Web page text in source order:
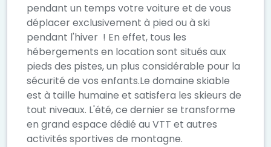
pendant un temps votre voiture et de vous
déplacer exclusivement à pied ou à ski
pendant l'hiver ! En effet, tous les
hébergements en location sont situés aux
pieds des pistes, un plus considérable pour la
sécurité de vos enfants.Le domaine skiable
est à taille humaine et satisfera les skieurs de
tout niveaux. L'été, ce dernier se transforme
en grand espace dédié au VTT et autres
activités sportives de montagne.